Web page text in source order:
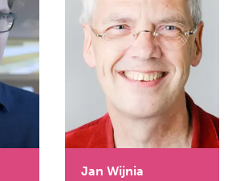
Jan Wijnia